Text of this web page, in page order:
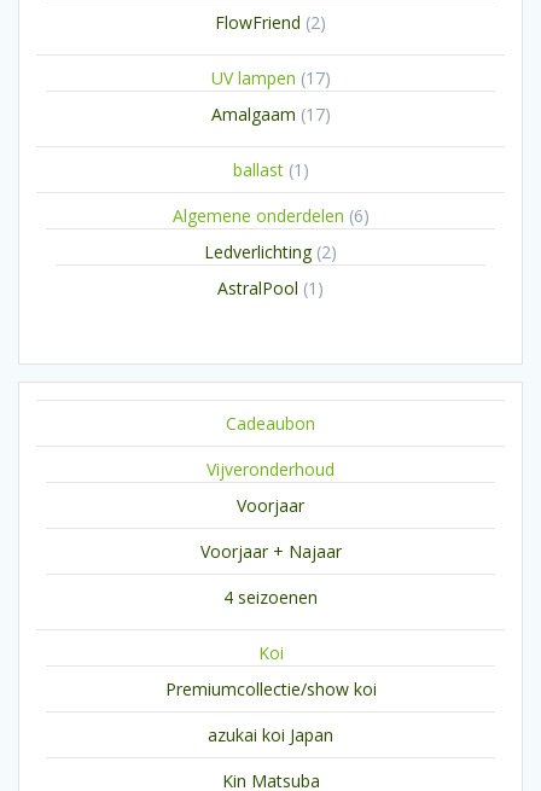
FlowFriend 22
UV lampen 1717
Amalgaam 1717
ballast 1 1
product
Algemene onderdelen 66
Ledverlichting 22
AstralPool 1 1
Cadeaubon
Vijveronderhoud
Voorjaar
Voorjaar + Najaar
4 seizoenen
Koi
Premiumcollectie/show koi
azukai koi Japan
Kin Matsuba